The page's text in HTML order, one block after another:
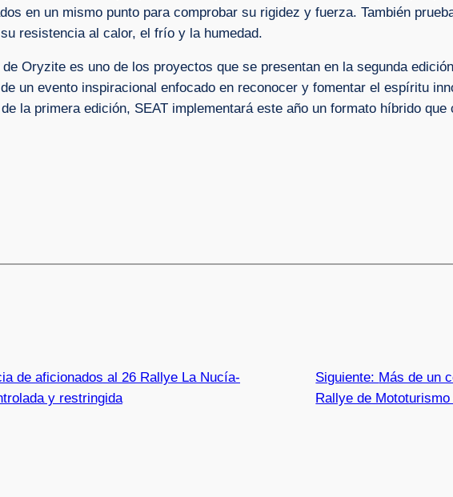
en un mismo punto para comprobar su rigidez y fuerza. También
resistencia al calor, el frío y la humedad.
Oryzite es uno de los proyectos que se presentan en la segunda
un evento inspiracional enfocado en reconocer y fomentar el espíritu
la primera edición, SEAT implementará este año un formato híbrido
de aficionados al 26 Rallye La Nucía-
y restringida
Siguiente: Más de un
Rallye de